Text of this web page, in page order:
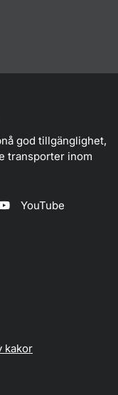
god tillgänglighet,
transporter inom
YouTube
kakor